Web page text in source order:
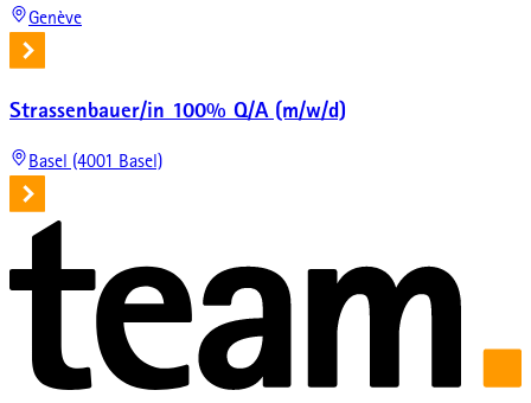
Genève
Strassenbauer/in 100% Q/A (m/w/d)
Basel (4001 Basel)